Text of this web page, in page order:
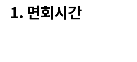
1. 면회시간